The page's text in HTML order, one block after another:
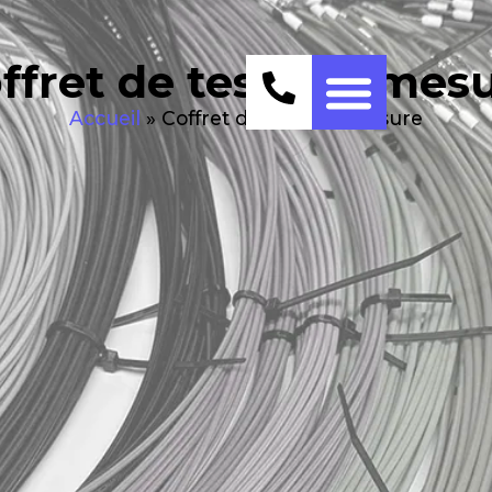
de test sur
Accueil »Coffret de test sur mesure